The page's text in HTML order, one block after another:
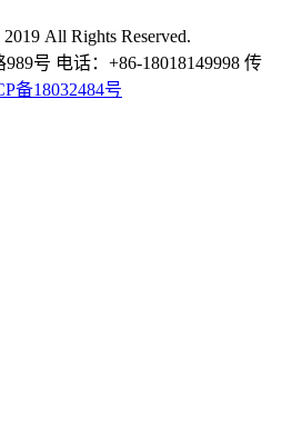
All Rights Reserved.
号 电话：+86-18018149998 传
备18032484号